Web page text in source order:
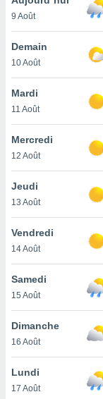
et
»,
au
vous
qu'ils
ou
le
ainsi
un
la
du
en
9 Août
Demain
10 Août
Mardi
11 Août
Mercredi
12 Août
Jeudi
13 Août
Vendredi
14 Août
Samedi
15 Août
Dimanche
16 Août
Lundi
17 Août